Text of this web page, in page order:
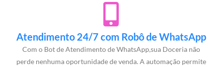
Atendimento 24/7 com Robô de WhatsApp
Com o Bot de Atendimento de WhatsApp,sua Doceria não
perde nenhuma oportunidade de venda. A automação permite